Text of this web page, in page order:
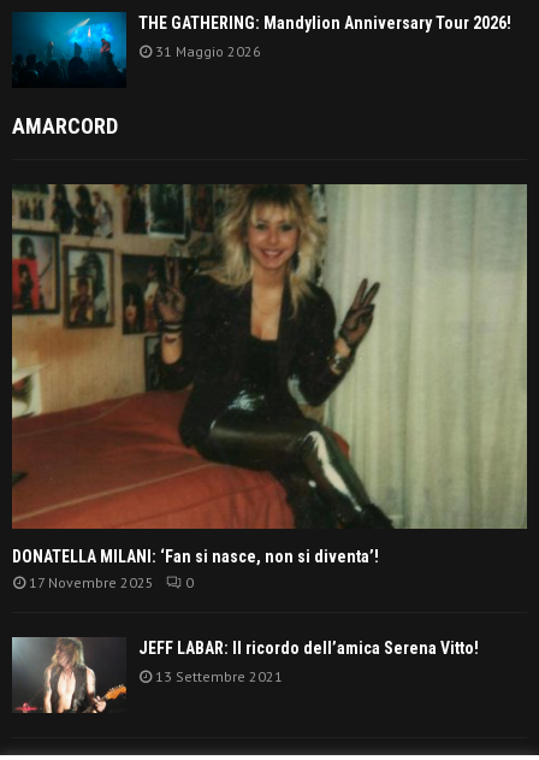
THE GATHERING: Mandylion Anniversary Tour 2026!
31 Maggio 2026
AMARCORD
DONATELLA MILANI: ‘Fan si nasce, non si diventa’!
17 Novembre 2025 0
JEFF LABAR: Il ricordo dell’amica Serena Vitto!
13 Settembre 2021